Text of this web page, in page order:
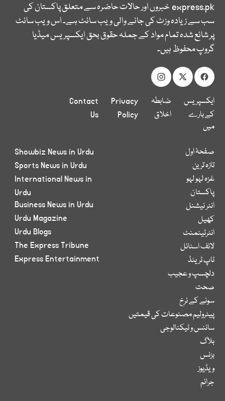
express.pkخبروں اور حالات حاضرہ سے متعلق پاکستان کی
سب سے زیادہ وزٹ کی جانے والی ویب سائٹ ہے۔ اس ویب سائٹ
پر شائع شدہ تمام مواد کے جملہ حقوق بحق ایکسپریس میڈیا
گروپ محفوظ ہیں۔
ایکسپریس
کے بارے
میں
ضابطہ
اخلاق
Privacy
Policy
Contact
Us
صفحۂ اول
تازہ ترین
غزہ لہو لہو
پاکستان
انٹر نیشنل
کھیل
انٹرٹینمنٹ
لائف اسٹائل
ٹاپ ٹرینڈ
دلچسپ و عجیب
صحت
سونے کے نرخ
پیٹرولیم مصنوعات کی قیمتیں
سائنس و ٹیکنالوجی
بلاگ
بزنس
ویڈیوز
جرائم
Showbiz News in Urdu
Sports News in Urdu
International News in
Urdu
Business News in Urdu
Urdu Magazine
Urdu Blogs
The Express Tribune
Express Entertainment